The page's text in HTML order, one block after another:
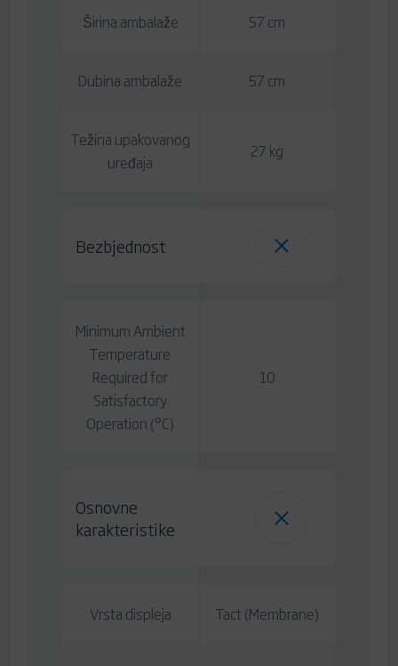
Širina ambalaže 57 cm
Dubina ambalaže 57 cm
Težina upakovanog
uređaja
27 kg
Bezbjednost
Minimum Ambient
Temperature
Required for
Satisfactory
Operation (°C)
10
Osnovne
karakteristike
Vrsta displeja Tact (Membrane)